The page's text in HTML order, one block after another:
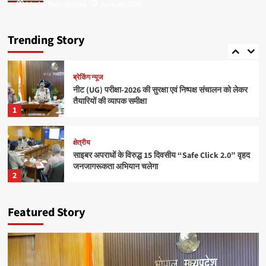
hindusthan samvad
hindusthan samvad
Trending Story
5
मिलेगा सपनों के घर का अवसर
1
ब्रेकिंग न्यूज
नीट (UG) परीक्षा-2026 की सुरक्षा एवं निष्पक्ष संचालन को लेकर
तैयारियों की व्यापक समीक्षा
2
क्षेत्रीय
साइबर अपराधों के विरुद्ध 15 दिवसीय “Safe Click 2.0” वृहद
जनजागरूकता अभियान चलेगा
3
ब्रेकिंग न्यूज
बाँधवगढ़ टाइगर रिजर्व हुआ “इंडिया टुडे टूरिज्म सर्वे एंड
अवार्ड्स-2026” में प्रतिष्ठित पुरस्कार से पुरस्कृत
Featured Story